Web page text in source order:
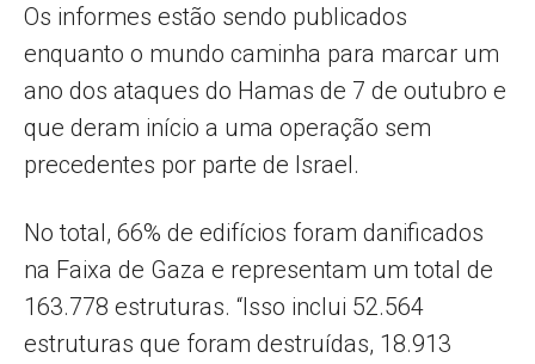
Os informes estão sendo publicados
enquanto o mundo caminha para marcar um
ano dos ataques do Hamas de 7 de outubro e
que deram início a uma operação sem
precedentes por parte de Israel.
No total, 66% de edifícios foram danificados
na Faixa de Gaza e representam um total de
163.778 estruturas. “Isso inclui 52.564
estruturas que foram destruídas, 18.913